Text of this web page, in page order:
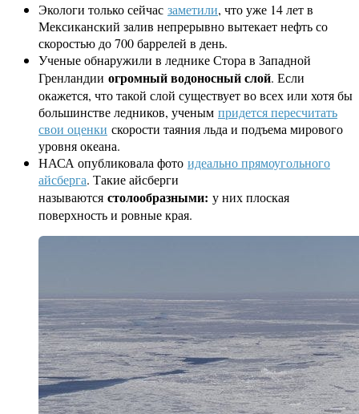
Экологи только сейчас заметили, что уже 14 лет в
Мексиканский залив непрерывно вытекает нефть со
скоростью до 700 баррелей в день.
Ученые обнаружили в леднике Стора в Западной
Гренландии огромный водоносный слой. Если
окажется, что такой слой существует во всех или хотя бы
большинстве ледников, ученым придется пересчитать
свои оценки скорости таяния льда и подъема мирового
уровня океана.
НАСА опубликовала фото идеально прямоугольного
айсберга. Такие айсберги
называются столообразными: у них плоская
поверхность и ровные края.